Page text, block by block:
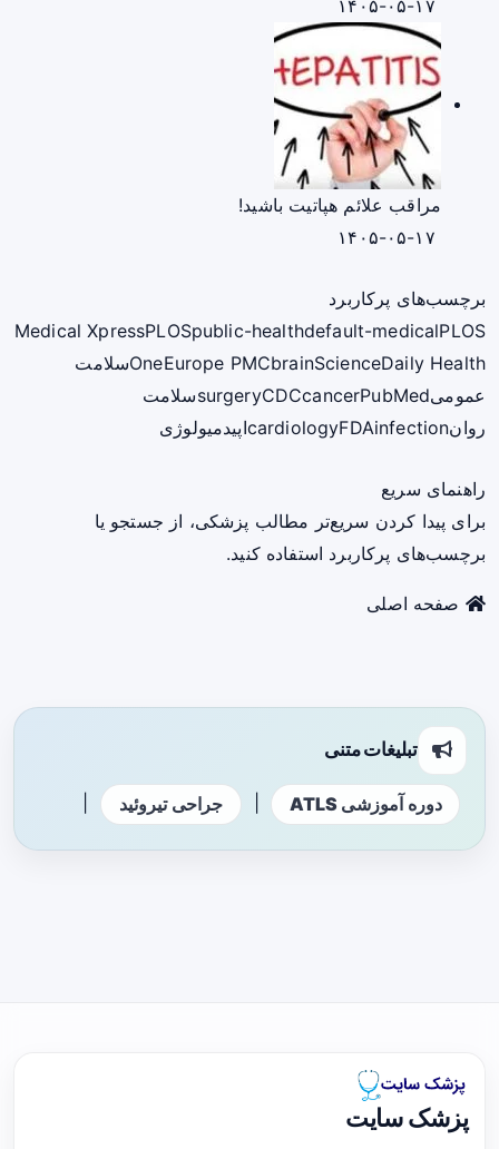
مراقب علائم هپاتیت باشید!
برچسب‌های پرکاربرد
Medical XpressPLOSpublic-healthdefault-medicalPLOS
OneEurope PMCbrainScienceDaily Health
سلامت
عمومی
surgeryCDCcancerPubMed
سلامت
روان
cardiologyFDAinfection اپیدمیولوژی
راهنمای سریع
برای پیدا کردن سریع‌تر مطالب پزشکی، از جستجو یا
برچسب‌های پرکاربرد استفاده کنید.
صفحه اصلی
تبلیغات متنی
دوره آموزشی ATLS جراحی تیروئید
پزشک سایت